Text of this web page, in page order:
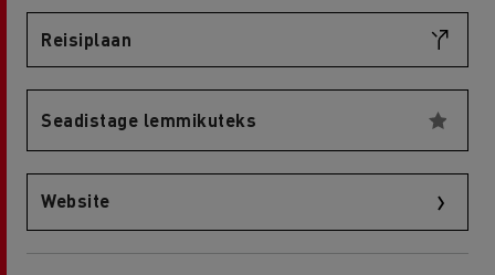
Reisiplaan
Seadistage lemmikuteks
Website